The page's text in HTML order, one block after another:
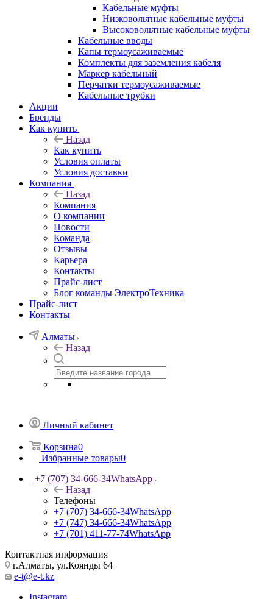
Кабельные муфты
Низковольтные кабельные муфты
Высоковольтные кабельные муфты
Кабельные вводы
Капы термоусаживаемые
Комплекты для заземления кабеля
Маркер кабельный
Перчатки термоусаживаемые
Кабельные трубки
Акции
Бренды
Как купить
Назад
Как купить
Условия оплаты
Условия доставки
Компания
Назад
Компания
О компании
Новости
Команда
Отзывы
Карьера
Контакты
Прайс-лист
Блог команды ЭлектроТехника
Прайс-лист
Контакты
Алматы
Назад
Личный кабинет
Корзина0
Избранные товары0
+7 (707) 34-666-34WhatsApp
Назад
Телефоны
+7 (707) 34-666-34WhatsApp
+7 (747) 34-666-34WhatsApp
+7 (701) 411-77-74WhatsApp
Контактная информация
г.Алматы, ул.Коянды 64
e-t@e-t.kz
Instagram